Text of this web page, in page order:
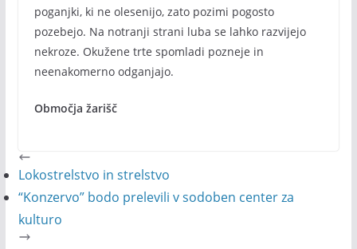
poganjki, ki ne olesenijo, zato pozimi pogosto
pozebejo. Na notranji strani luba se lahko razvijejo
nekroze. Okužene trte spomladi pozneje in
neenakomerno odganjajo.
Območja žarišč
Lokostrelstvo in strelstvo
“Konzervo” bodo prelevili v sodoben center za
kulturo